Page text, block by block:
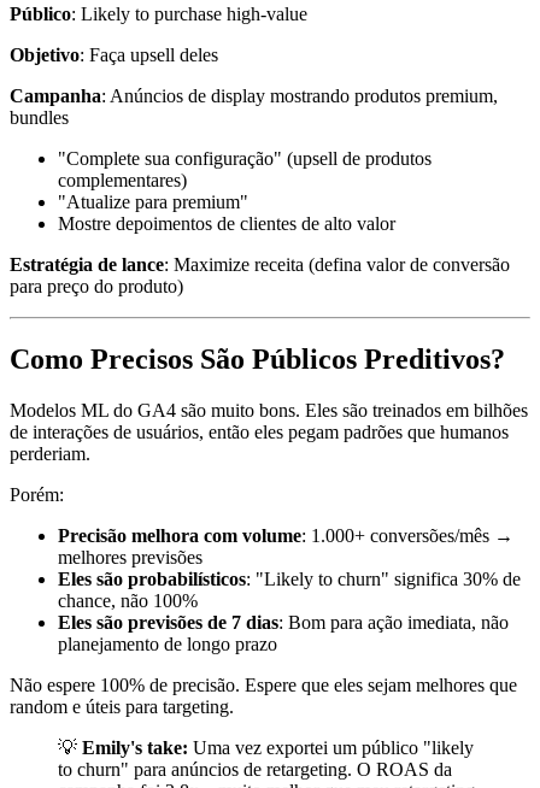
Público: Likely to purchase high-value
Objetivo: Faça upsell deles
Campanha: Anúncios de display mostrando produtos premium,
bundles
"Complete sua configuração" (upsell de produtos
complementares)
"Atualize para premium"
Mostre depoimentos de clientes de alto valor
Estratégia de lance: Maximize receita (defina valor de conversão
para preço do produto)
Como Precisos São Públicos Preditivos?
Modelos ML do GA4 são muito bons. Eles são treinados em bilhões
de interações de usuários, então eles pegam padrões que humanos
perderiam.
Porém:
Precisão melhora com volume: 1.000+ conversões/mês →
melhores previsões
Eles são probabilísticos: "Likely to churn" significa 30% de
chance, não 100%
Eles são previsões de 7 dias: Bom para ação imediata, não
planejamento de longo prazo
Não espere 100% de precisão. Espere que eles sejam melhores que
random e úteis para targeting.
💡 Emily's take: Uma vez exportei um público "likely
to churn" para anúncios de retargeting. O ROAS da